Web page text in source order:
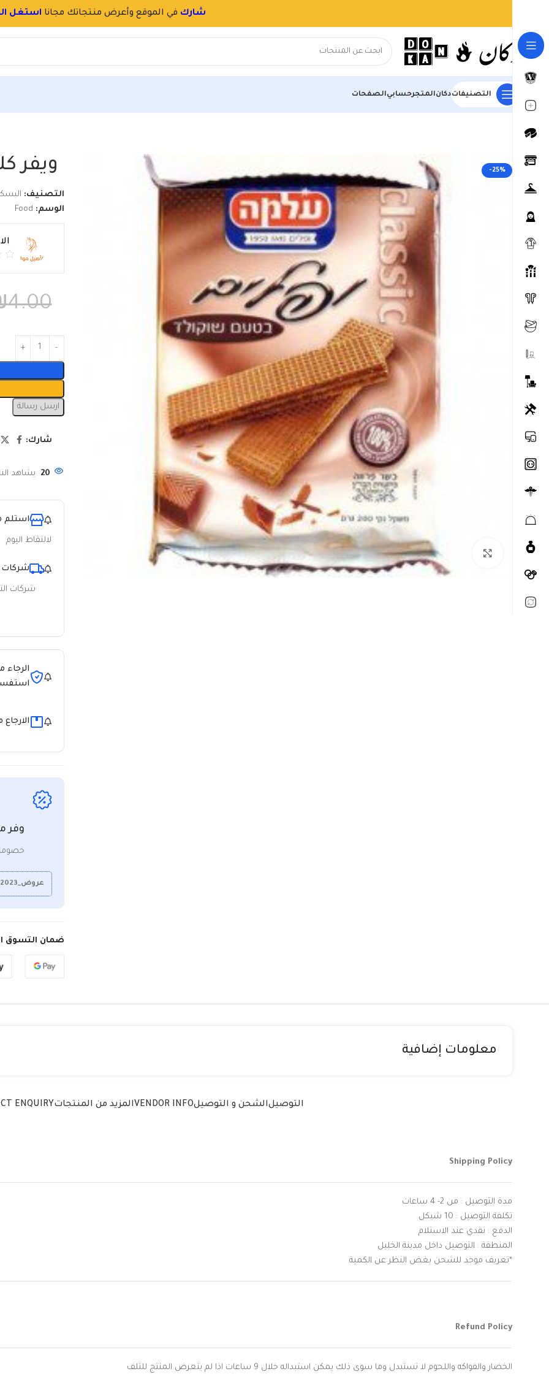
التصنيفاتدكانالمتجرحسابيالصفحات
الرئيسية المتجر
-25%
Click to enlarge
ويفر
التصنيف:
الوسم: Food
4.00
ارسل رسالة
شارك:
20 يشاهد
استلم
لالتقاط اليوم
شركات
شركات
الرجاء
وفر
عروض_2023
ضمان التسوق
معلومات إضافية
التوصيلالشحن و التوصيلVENDOR INFOالمزيد من المنتجاتENQUIRY
Shipping Policy
مدة التوصيل : من 2- 4 ساعات
تكلفة التوصيل : 10 شيكل
الدفع : نقدي عند الاستلام
المنطقة : التوصيل داخل مدينة الخليل
*تعريف موحد للشحن بغض النظر عن الكمية
Refund Policy
الخضار والفواكه واللحوم لا تستبدل وما سوى ذلك يمكن استبداله خلال 9 ساعات اذا لم يتعرض المنتج للتلف
سجلبسرعةو احجز اسم محلك